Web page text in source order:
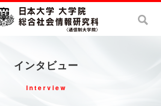
インタビュー
Interview